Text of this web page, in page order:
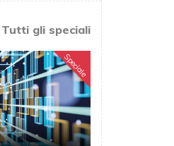
Tutti gli speciali
Speciale